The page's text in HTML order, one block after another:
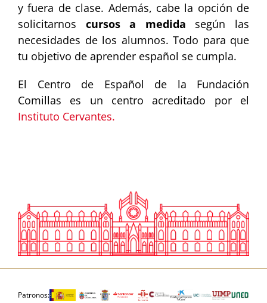
y fuera de clase. Además, cabe la opción de
solicitarnos cursos a medida según las
necesidades de los alumnos. Todo para que
tu objetivo de aprender español se cumpla.
El Centro de Español de la Fundación
Comillas es un centro acreditado por el
Instituto Cervantes.
Patronos: